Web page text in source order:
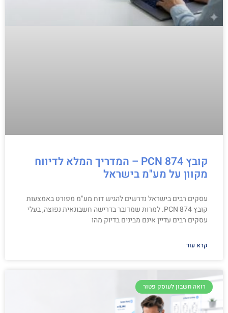
קובץ PCN 874 – המדריך המלא לדיווח
מקוון על מע"מ בישראל
עסקים רבים בישראל נדרשים להגיש דוח מע"מ מפורט באמצעות
קובץ PCN 874. למרות שמדובר בדרישה חשבונאית נפוצה, בעלי
עסקים רבים עדיין אינם מבינים בדיוק מהו
קרא עוד
רואה חשבון לעוסק פטור